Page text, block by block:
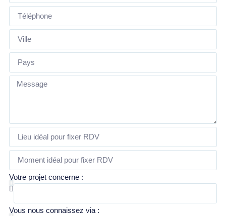
Votre projet concerne :
Vous nous connaissez via :